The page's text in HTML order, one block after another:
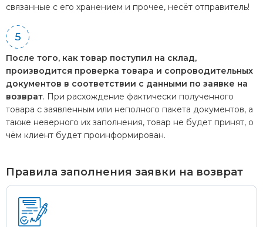
связанные с его хранением и прочее, несёт отправитель!
После того, как товар поступил на склад,
производится проверка товара и сопроводительных
документов в соответствии с данными по заявке на
возврат. При расхождение фактически полученного
товара с заявленным или неполного пакета документов, а
также неверного их заполнения, товар не будет принят, о
чём клиент будет проинформирован.
Правила заполнения заявки на возврат